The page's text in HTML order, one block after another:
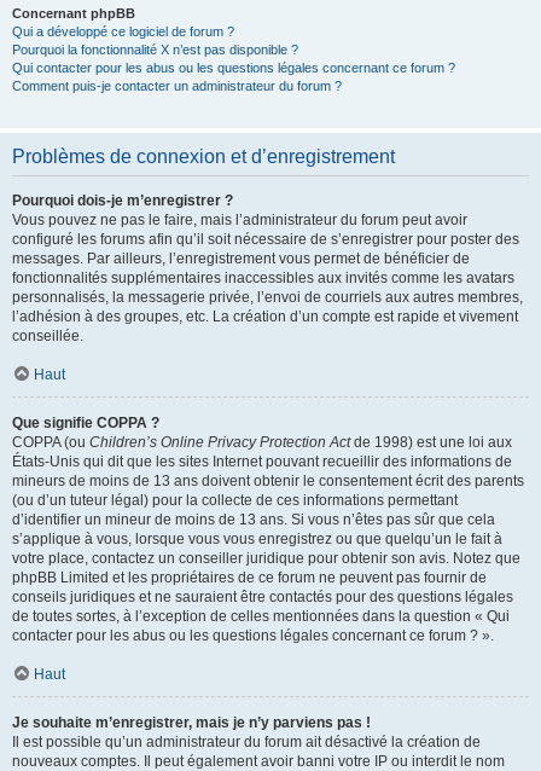
Concernant phpBB
Qui a développé ce logiciel de forum ?
Pourquoi la fonctionnalité X n’est pas disponible ?
Qui contacter pour les abus ou les questions légales concernant ce forum ?
Comment puis-je contacter un administrateur du forum ?
Problèmes de connexion et d’enregistrement
Pourquoi dois-je m’enregistrer ?
Vous pouvez ne pas le faire, mais l’administrateur du forum peut avoir
configuré les forums afin qu’il soit nécessaire de s’enregistrer pour poster des
messages. Par ailleurs, l’enregistrement vous permet de bénéficier de
fonctionnalités supplémentaires inaccessibles aux invités comme les avatars
personnalisés, la messagerie privée, l’envoi de courriels aux autres membres,
l’adhésion à des groupes, etc. La création d’un compte est rapide et vivement
conseillée.
Haut
Que signifie COPPA ?
COPPA (ou Children’s Online Privacy Protection Actde 1998) est une loi aux
États-Unis qui dit que les sites Internet pouvant recueillir des informations de
mineurs de moins de 13 ans doivent obtenir le consentement écrit des parents
(ou d’un tuteur légal) pour la collecte de ces informations permettant
d’identifier un mineur de moins de 13 ans. Si vous n’êtes pas sûr que cela
s’applique à vous, lorsque vous vous enregistrez ou que quelqu’un le fait à
votre place, contactez un conseiller juridique pour obtenir son avis. Notez que
phpBB Limited et les propriétaires de ce forum ne peuvent pas fournir de
conseils juridiques et ne sauraient être contactés pour des questions légales
de toutes sortes, à l’exception de celles mentionnées dans la question « Qui
contacter pour les abus ou les questions légales concernant ce forum ? ».
Haut
Je souhaite m’enregistrer, mais je n’y parviens pas !
Il est possible qu’un administrateur du forum ait désactivé la création de
nouveaux comptes. Il peut également avoir banni votre IP ou interdit le nom